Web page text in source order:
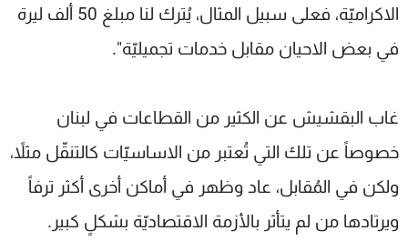
الاكراميّة، فعلى سبيل المثال، يُترك لنا مبلغ 50 ألف ليرة
في بعض الاحيان مقابل خدمات تجميليّة".
غاب البقشيش عن الكثير من القطاعات في لبنان
خصوصاً عن تلك التي تُعتبر من الاساسيّات كالتنقّل مثلاً،
ولكن في المُقابل، عاد وظهر في أماكن أخرى أكثر ترفاً
ويرتادها من لم يتأثر بالأزمة الاقتصاديّة بشكلٍ كبير.